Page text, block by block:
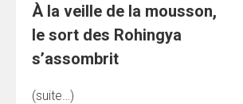
À la veille de la mousson,
le sort des Rohingya
s’assombrit
(suite…)